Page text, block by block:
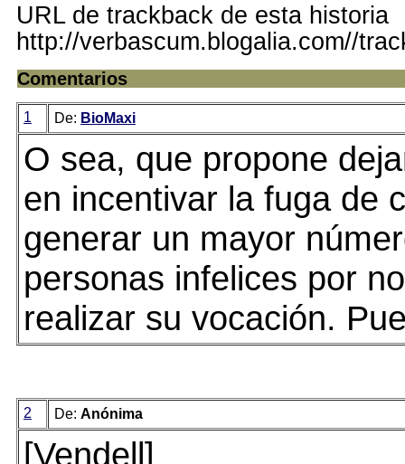
URL de trackback de esta historia
http://verbascum.blogalia.com//
Comentarios
1 De: BioMaxi
O sea, que propone
en incentivar la fuga de
generar un mayor
personas infelices por
realizar su vocación.
2 De: Anónima
[Vendell]